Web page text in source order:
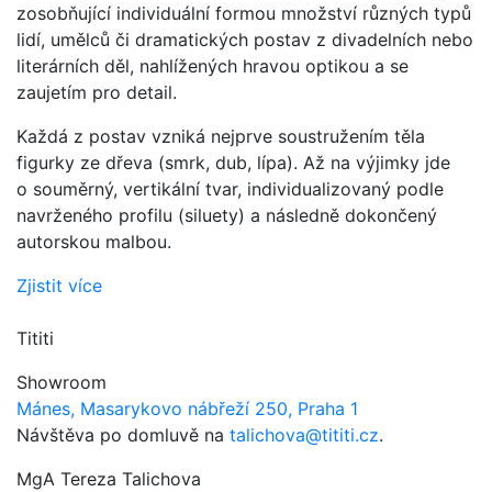
zosobňující individuální formou množství různých typů
lidí, umělců či dramatických postav z divadelních nebo
literárních děl, nahlížených hravou optikou a se
zaujetím pro detail.
Každá z postav vzniká nejprve soustružením těla
figurky ze dřeva (smrk, dub, lípa). Až na výjimky jde
o souměrný, vertikální tvar, individualizovaný podle
navrženého profilu (siluety) a následně dokončený
autorskou malbou.
Zjistit více
Tititi
Showroom
Mánes, Masarykovo nábřeží 250, Praha 1
Návštěva po domluvě na talichova@tititi.cz.
MgA Tereza Talichova